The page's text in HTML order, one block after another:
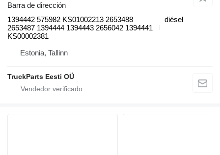
Barra de dirección
1394442 575982 KS01002213 2653488
2653487 1394444 1394443 2656042 1394441
KS00002381
diésel
Estonia, Tallinn
TruckParts Eesti OÜ